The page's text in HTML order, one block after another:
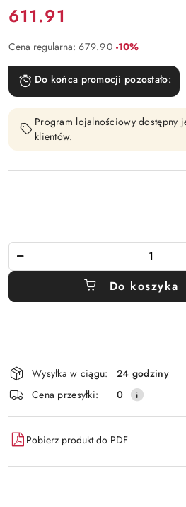
Cena:
611.91
Cena regularna: 679.90 Rabat:
-10%
Do końca promocji pozostało:
Program lojalnościowy dostępny
klientów.
Do koszyka
Wyślij
Dostępność
i
dostawa
Wysyłka w ciągu:
24 godziny
Cena przesyłki:
0
Pobierz produkt do PDF